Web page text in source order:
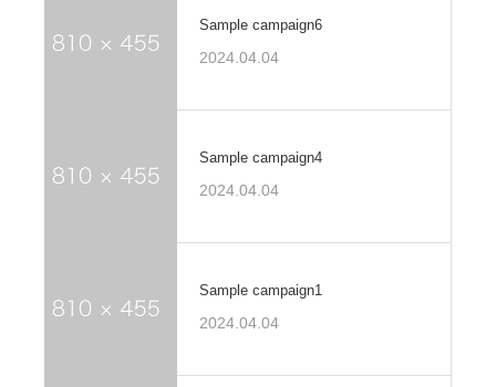
Sample campaign6
2024.04.04
Sample campaign4
2024.04.04
Sample campaign1
2024.04.04